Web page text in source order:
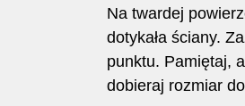
Na twardej
dotykała ściany.
punktu. Pamiętaj,
dobieraj rozmiar